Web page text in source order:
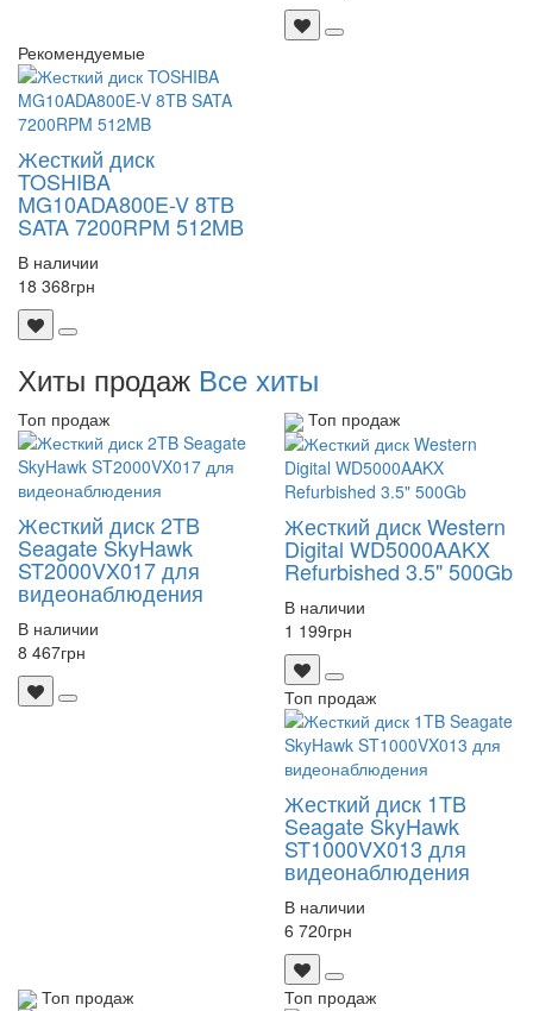
Рекомендуемые
Жесткий диск
TOSHIBA
MG10ADA800E-V 8TB
SATA 7200RPM 512MB
В наличии
18 368грн
Хиты продаж Все хиты
Топ продаж
Жесткий диск 2TB
Seagate SkyHawk
ST2000VX017 для
видеонаблюдения
В наличии
8 467грн
Топ продаж
Жесткий диск Western
Digital WD5000AAKX
Refurbished 3.5" 500Gb
В наличии
1 199грн
Топ продаж
Жесткий диск 1TB
Seagate SkyHawk
ST1000VX013 для
видеонаблюдения
В наличии
6 720грн
Топ продаж Топ продаж